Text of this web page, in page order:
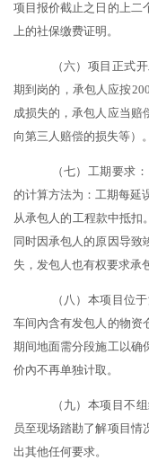
项目报价截止之日的上二
上的社保缴费证明。
（六）项目正式
期到岗的，承包人应按
成损失的，承包人应当赔
向第三人赔偿的损失等）
（七）工期要求
的计算方法为：工期每延
从承包人的工程款中抵扣
同时因承包人的原因导致
失，发包人也有权要求承
（八）本项目位
车间內含有发包人的物资
期间地面需分段施工以确
价內不再单独计取。
（九）本项目不
员至现场踏勘了解项目情
出其他任何要求。